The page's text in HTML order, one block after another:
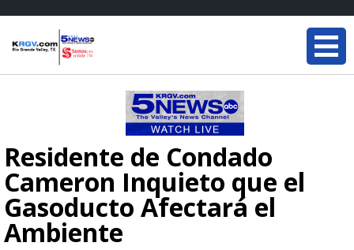
Residente de Condado
Cameron Inquieto que el
Gasoducto Afectará el
Ambiente